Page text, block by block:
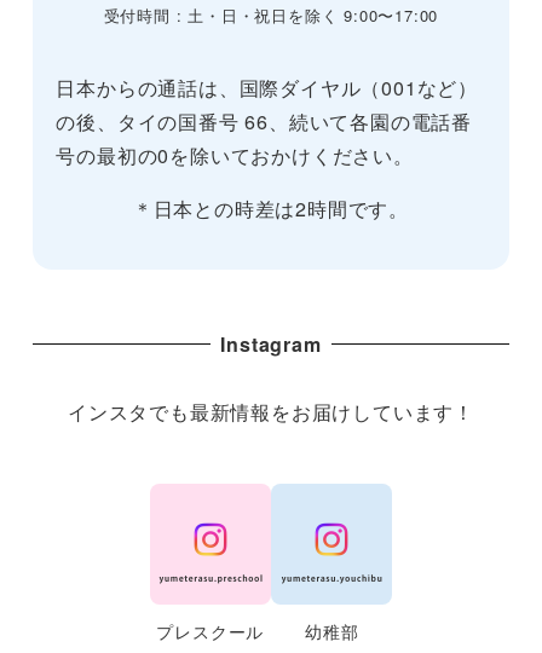
受付時間 : 土・日・祝日を除く 9:00〜17:00
日本からの通話は、国際ダイヤル（001など）
の後、タイの国番号 66、続いて各園の電話番
号の最初の0を除いておかけください。
＊日本との時差は2時間です。
Instagram
インスタでも最新情報をお届けしています！
プレスクール
幼稚部